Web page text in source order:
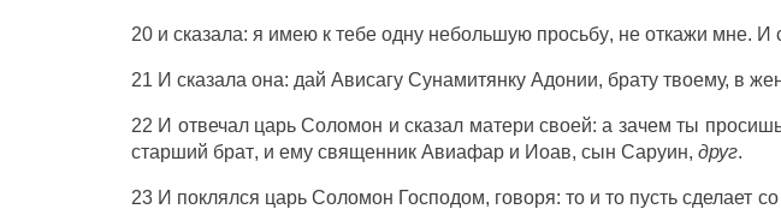
20 и сказала: я имеюк тебе одну небольшую просьбу, не откажи мне. И
21 И сказала она: дай Ависагу Сунамитянку Адонии, братутвоему, в
22 И отвечал царь Соломон исказал матери своей: а зачем ты
старший брат, и ему священник Авиафари Иоав, сын Саруин, друг.
23 И поклялся царь Соломон Господом, говоря: то и то пустьсделает